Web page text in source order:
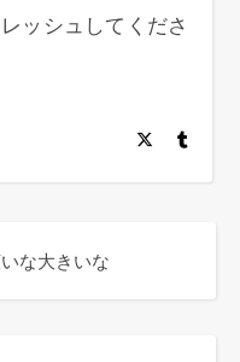
ッシュしてくださ
な大きいな